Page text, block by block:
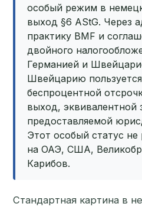
особый режим в
выход §6 AStG. Через
практику BMF и
двойного
Германией и
Швейцарию
беспроцентной
выход, эквивалентной
предоставляемой
Этот особый статус не
на ОАЭ, США,
Карибов.
Стандартная картина в